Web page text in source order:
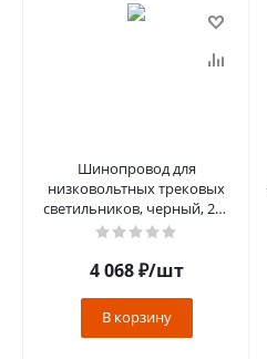
Шинопровод для
низковольтных трековых
светильников, черный, 2м,
CABM1000
4 068₽/шт
В корзину